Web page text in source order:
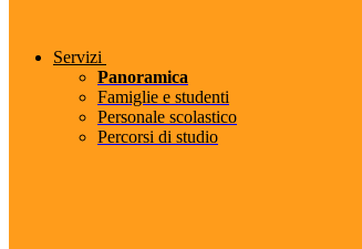
Servizi
Panoramica
Famiglie e studenti
Personale scolastico
Percorsi di studio